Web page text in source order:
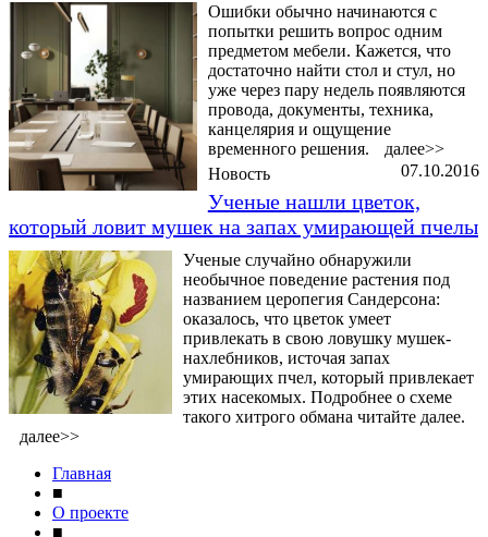
Ошибки обычно начинаются с
попытки решить вопрос одним
предметом мебели. Кажется, что
достаточно найти стол и стул, но
уже через пару недель появляются
провода, документы, техника,
канцелярия и ощущение
временного решения.
далее>>
07.10.2016
Новость
Ученые нашли цветок,
который ловит мушек на запах умирающей пчелы
Ученые случайно обнаружили
необычное поведение растения под
названием церопегия Сандерсона:
оказалось, что цветок умеет
привлекать в свою ловушку мушек-
нахлебников, источая запах
умирающих пчел, который привлекает
этих насекомых. Подробнее о схеме
такого хитрого обмана читайте далее.
далее>>
Главная
■
О проекте
■